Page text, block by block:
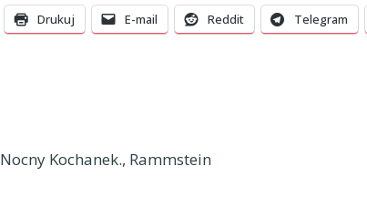
Drukuj E-mail Reddit Telegram
Nocny Kochanek., Rammstein